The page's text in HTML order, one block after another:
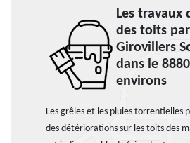
Les travaux
des toits
Girovillers
dans le
environs
Les grêles et les pluies torrentielles
des détériorations sur les toits des